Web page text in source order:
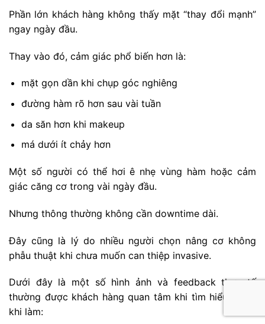
Phần lớn khách hàng không thấy mặt “thay đổi mạnh”
ngay ngày đầu.
Thay vào đó, cảm giác phổ biến hơn là:
mặt gọn dần khi chụp góc nghiêng
đường hàm rõ hơn sau vài tuần
da săn hơn khi makeup
má dưới ít chảy hơn
Một số người có thể hơi ê nhẹ vùng hàm hoặc cảm
giác căng cơ trong vài ngày đầu.
Nhưng thông thường không cần downtime dài.
Đây cũng là lý do nhiều người chọn nâng cơ không
phẫu thuật khi chưa muốn can thiệp invasive.
Dưới đây là một số hình ảnh và feedback thực tế
thường được khách hàng quan tâm khi tìm hiểu trước
khi làm: